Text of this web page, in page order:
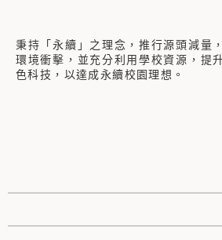
秉持「永續」之理念，推行源頭減量
環境衝擊，並充分利用學校資源，提
色科技，以達成永續校園理想。